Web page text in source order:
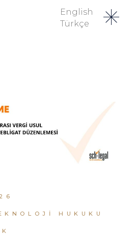
English
Türkçe
HUKUKU